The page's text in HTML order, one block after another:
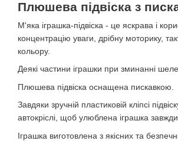
Плюшева підвіска з
М'яка іграшка-підвіска - це яскрава і
концентрацію уваги, дрібну моторику,
кольору.
Деякі частини іграшки при зминанні
Плюшева підвіска оснащена пискавкою.
Завдяки зручній пластиковій кліпсі
автокріслі, щоб улюблена іграшка
Іграшка виготовлена з якісних та